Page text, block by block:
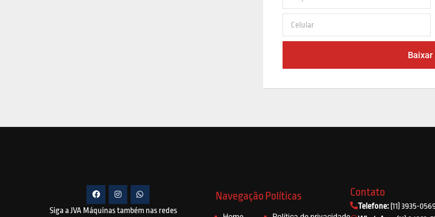
Baixar
Siga a JVA Máquinas também nas redes
Navegação Políticas Contato
Telefone: (11) 3935-